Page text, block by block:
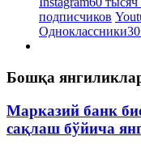
подписчиков
Одноклассники
Бошқа
Марказий банк
сақлаш бўйича